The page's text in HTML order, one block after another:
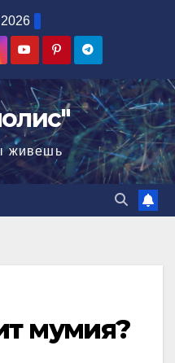
живешь
мумия?